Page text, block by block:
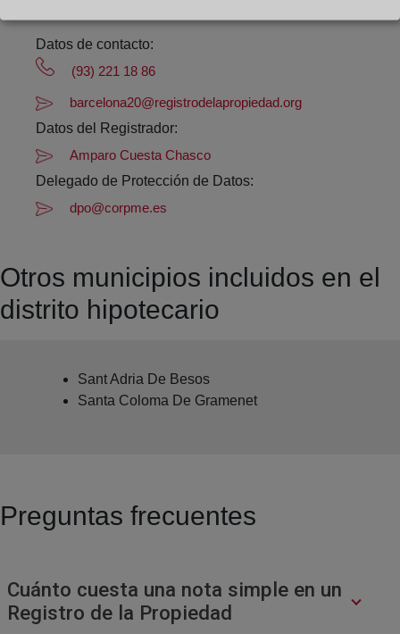
Datos de contacto:
(93) 221 18 86
barcelona20@registrodelapropiedad.org
Datos del Registrador:
Amparo Cuesta Chasco
Delegado de Protección de Datos:
dpo@corpme.es
Otros municipios incluidos en el
distrito hipotecario
Sant Adria De Besos
Santa Coloma De Gramenet
Preguntas frecuentes
Cuánto cuesta una nota simple en un
Registro de la Propiedad